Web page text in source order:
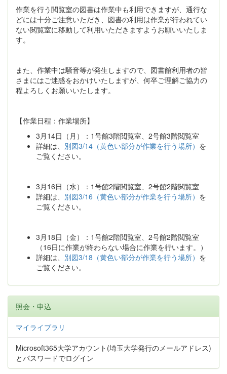
作業を行う閲覧室の図書は作業中も利用できますが、通行な
どには十分ご注意いただき、図書の利用は作業が行われてい
ない閲覧室に移動して利用いただきますようお願いいたしま
す。
また、作業中は騒音等が発生しますので、図書館利用者の皆
さまにはご迷惑をおかけいたしますが、何卒ご理解ご協力の
程よろしくお願いいたします。
【作業日程：作業場所】
3月14日（月）：1号館3階閲覧室、2号館3階閲覧室
詳細は、 別図3/14（黄色い部分が作業を行う場所） を
ご覧ください。
3月16日（水）：1号館2階閲覧室、2号館2階閲覧室
詳細は、 別図3/16（黄色い部分が作業を行う場所） を
ご覧ください。
3月18日（金）：1号館2階閲覧室、2号館2階閲覧室
（16日に作業が終わらない場合に作業を行います。）
詳細は、 別図3/18（黄色い部分が作業を行う場所） を
ご覧ください。
照会・申込
マイライブラリ
Microsoft365大学アカウント(埼玉大学発行のメールアドレス)
とパスワードでログイン